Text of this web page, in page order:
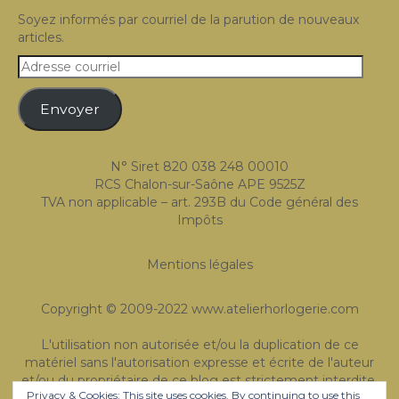
Expositions
Témoignages
A Propos
Soyez informés par courriel de la parution de nouveaux
articles.
Adresse
courriel
Envoyer
N° Siret 820 038 248 00010
RCS Chalon-sur-Saône APE 9525Z
TVA non applicable – art. 293B du Code général des
Impôts
Mentions légales
Copyright © 2009-2022 www.atelierhorlogerie.com
L'utilisation non autorisée et/ou la duplication de ce
matériel sans l'autorisation expresse et écrite de l'auteur
et/ou du propriétaire de ce blog est strictement interdite.
Privacy & Cookies: This site uses cookies. By continuing to use this